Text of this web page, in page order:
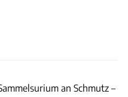
an Schmutz –